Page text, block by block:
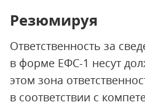
Резюмируя
Ответственность за
в форме ЕФС-1 несут
этом зона
в соответствии с